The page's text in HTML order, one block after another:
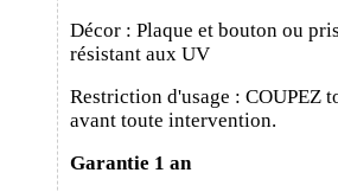
Décor : Plaque et bouton ou
résistant aux UV
Restriction d'usage : COUPEZ
avant toute intervention.
Garantie 1 an